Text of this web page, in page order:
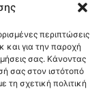
περιπτώσεις
και για την παροχή
σας. Κάνοντας
σας στον ιστότοπό
σχετική πολιτική